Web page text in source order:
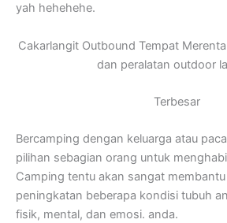
yah hehehehe.
Cakarlangit Outbound Tempat
dan peralatan outdoor
Terbesar
Bercamping dengan keluarga atau
pilihan sebagian orang untuk
Camping tentu akan sangat
peningkatan beberapa kondisi tubuh
fisik, mental, dan emosi. anda.